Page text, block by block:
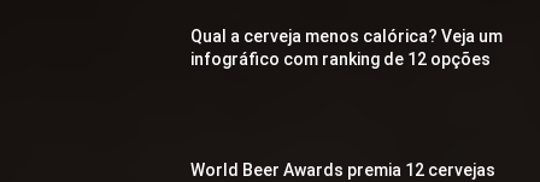
Qual a cerveja menos calórica? Veja um
infográfico com ranking de 12 opções
World Beer Awards premia 12 cervejas